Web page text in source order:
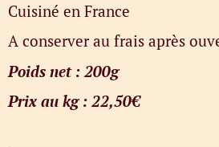
Cuisiné en France
A conserver au frais après
Poids net : 200g
Prix au kg : 22,50€